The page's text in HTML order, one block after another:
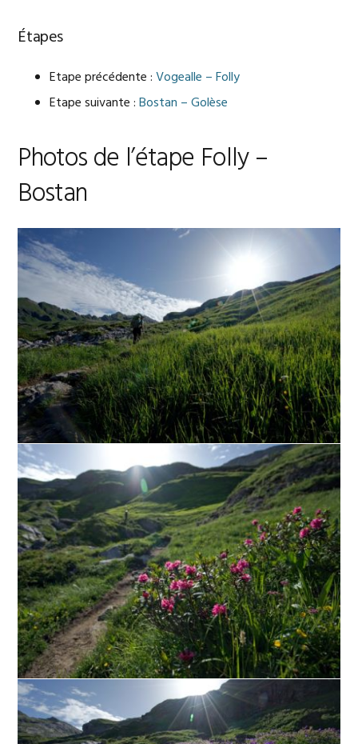
Étapes
Etape précédente :Vogealle – Folly
Etape suivante :Bostan – Golèse
Photos de l’étape Folly –
Bostan